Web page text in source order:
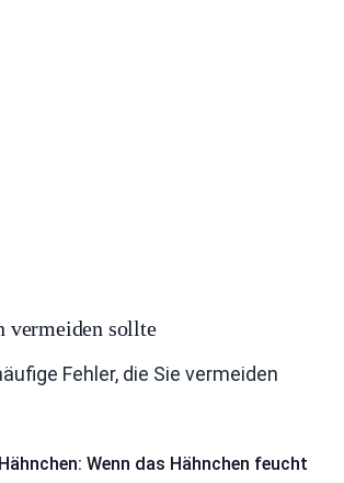
vermeiden sollte
Fehler, die Sie vermeiden
Wenn das Hähnchen feucht